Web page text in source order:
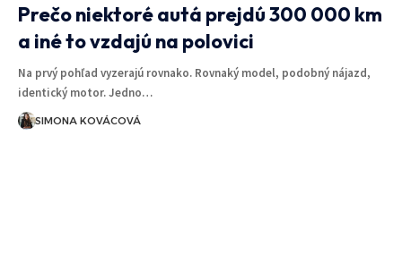
Prečo niektoré autá prejdú 300 000 km
a iné to vzdajú na polovici
Na prvý pohľad vyzerajú rovnako. Rovnaký model, podobný nájazd,
identický motor. Jedno…
SIMONA KOVÁCOVÁ